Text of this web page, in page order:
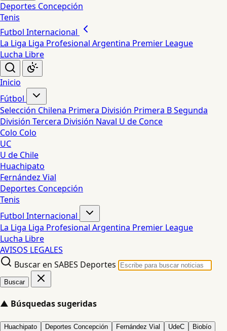
Deportes Concepción
Tenis
Futbol Internacional
La Liga Liga Profesional Argentina Premier League
Lucha Libre
Inicio
Fútbol
Selección Chilena Primera División Primera BSegunda
División Tercera División Naval U de Conce
Colo Colo
UC
U de Chile
Huachipato
Fernández Vial
Deportes Concepción
Tenis
Futbol Internacional
La Liga Liga Profesional Argentina Premier League
Lucha Libre
AVISOS LEGALES
Buscar en SABES Deportes
Buscar
▲ Búsquedas sugeridas
Huachipato Deportes Concepción Fernández Vial UdeC Biobío